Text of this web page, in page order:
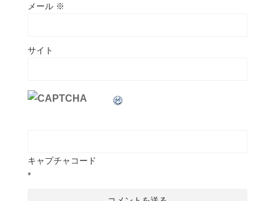
メール ※
サイト
キャプチャコード
*